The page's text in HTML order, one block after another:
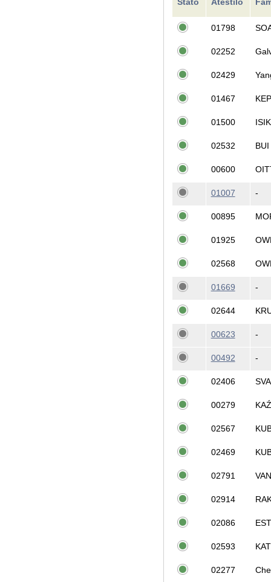
Stato Atestilo
01798
02252
02429
01467
01500
02532 BUI
00600
01007 -
00895
01925
02568
01669 -
02644
00623 -
00492 -
02406
00279
02567
02469
02791
02914
02086
02593
02277